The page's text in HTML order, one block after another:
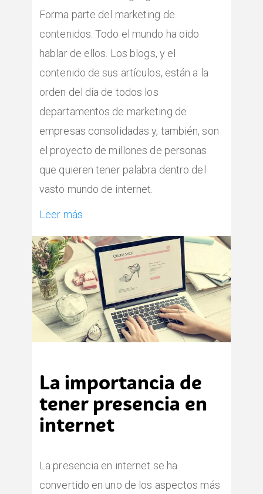
Forma parte del marketing de
contenidos. Todo el mundo ha oido
hablar de ellos. Los blogs, y el
contenido de sus artículos, están a la
orden del día de todos los
departamentos de marketing de
empresas consolidadas y, también, son
el proyecto de millones de personas
que quieren tener palabra dentro del
vasto mundo de internet.
Leer más
La importancia de
tener presencia en
internet
La presencia en internet se ha
convertido en uno de los aspectos más